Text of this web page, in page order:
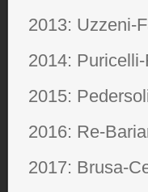
2013: Uzzeni-
2014:
2015:
2016: Re-
2017: Brusa-